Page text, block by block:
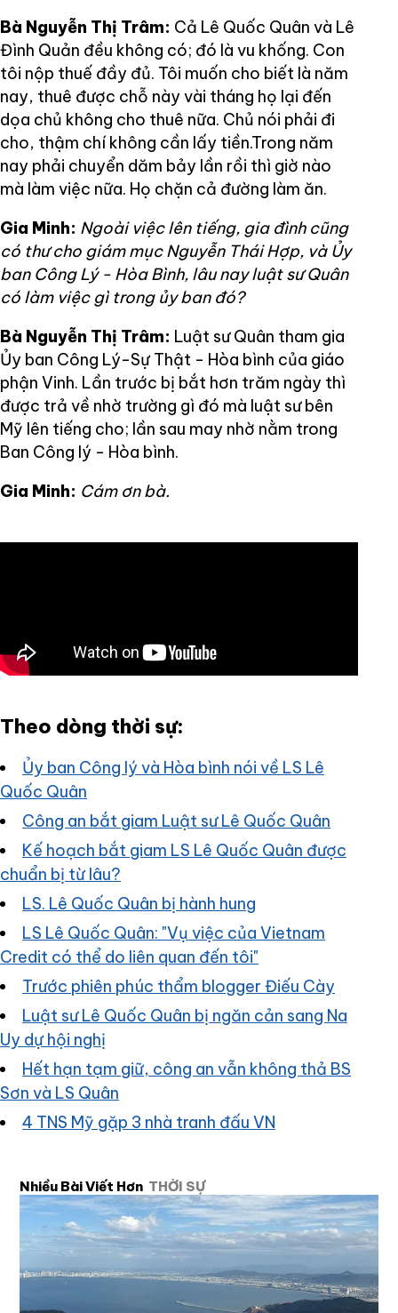
Bà Nguyễn Thị Trâm: Cả Lê Quốc Quân và Lê
Đình Quản đều không có; đó là vu khống. Con
tôi nộp thuế đầy đủ. Tôi muốn cho biết là năm
nay, thuê được chỗ này vài tháng họ lại đến
dọa chủ không cho thuê nữa. Chủ nói phải đi
cho, thậm chí không cần lấy tiền.Trong năm
nay phải chuyển dăm bảy lần rồi thì giờ nào
mà làm việc nữa. Họ chặn cả đường làm ăn.
Gia Minh: Ngoài việc lên tiếng, gia đình cũng
có thư cho giám mục Nguyễn Thái Hợp, và Ủy
ban Công Lý - Hòa Bình, lâu nay luật sư Quân
có làm việc gì trong ủy ban đó?
Bà Nguyễn Thị Trâm: Luật sư Quân tham gia
Ủy ban Công Lý-Sự Thật - Hòa bình của giáo
phận Vinh. Lần trước bị bắt hơn trăm ngày thì
được trả về nhờ trường gì đó mà luật sư bên
Mỹ lên tiếng cho; lần sau may nhờ nằm trong
Ban Công lý - Hòa bình.
Gia Minh: Cám ơn bà.
Theo dòng thời sự:
Ủy ban Công lý và Hòa bình nói về LS Lê
Quốc Quân
Công an bắt giam Luật sư Lê Quốc Quân
Kế hoạch bắt giam LS Lê Quốc Quân được
chuẩn bị từ lâu?
LS. Lê Quốc Quân bị hành hung
LS Lê Quốc Quân: "Vụ việc của Vietnam
Credit có thể do liên quan đến tôi"
Trước phiên phúc thẩm blogger Điếu Cày
Luật sư Lê Quốc Quân bị ngăn cản sang Na
Uy dự hội nghị
Hết hạn tạm giữ, công an vẫn không thả BS
Sơn và LS Quân
4 TNS Mỹ gặp 3 nhà tranh đấu VN
Nhiều Bài Viết Hơn THỜI SỰ